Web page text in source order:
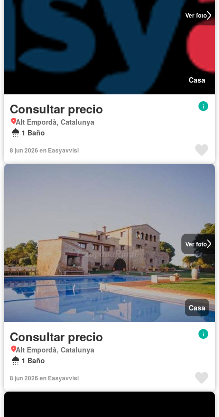
Ver foto
Casa
Consultar precio
Alt Empordà, Catalunya
1 Baño
8 jun 2026 en Easyavvisi
Ver foto
Casa
Consultar precio
Alt Empordà, Catalunya
1 Baño
8 jun 2026 en Easyavvisi